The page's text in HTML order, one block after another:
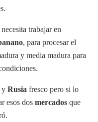
trabajar en
, para procesar el
y media madura para
y Rusia fresco pero si lo
esos dos mercados que